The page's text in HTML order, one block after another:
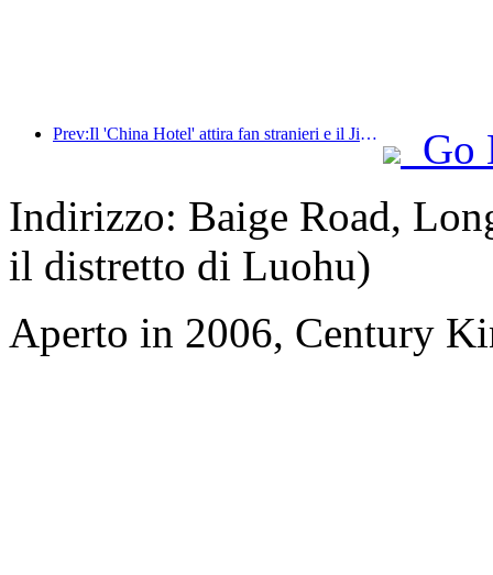
Prev:Il 'China Hotel' attira fan stranieri e il Jinjiang Hotel riceve spesso elogi da ospiti stranieri
Go
Indirizzo: Baige Road,
il distretto di Luohu)
Aperto in 2006, Century